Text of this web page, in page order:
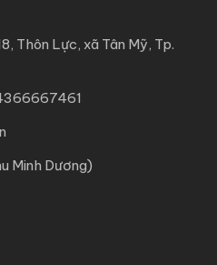
Thôn Lực, xã Tân Mỹ, Tp.
Minh Dương)